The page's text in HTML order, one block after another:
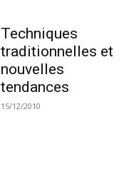
Techniques
traditionnelles et
nouvelles
tendances
15/12/2010